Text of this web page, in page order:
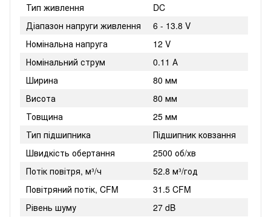
Тип живлення
DC
Діапазон напруги живлення
6 - 13.8 V
Номінальна напруга
12 V
Номінальний струм
0.11 А
Ширина
80 мм
Висота
80 мм
Товщина
25 мм
Тип підшипника
Підшипник ковзання
Швидкість обертання
2500 об/хв
Потік повітря, м³/ч
52.8 м³/год
Повітряний потік, CFM
31.5 CFM
Рівень шуму
27 dB